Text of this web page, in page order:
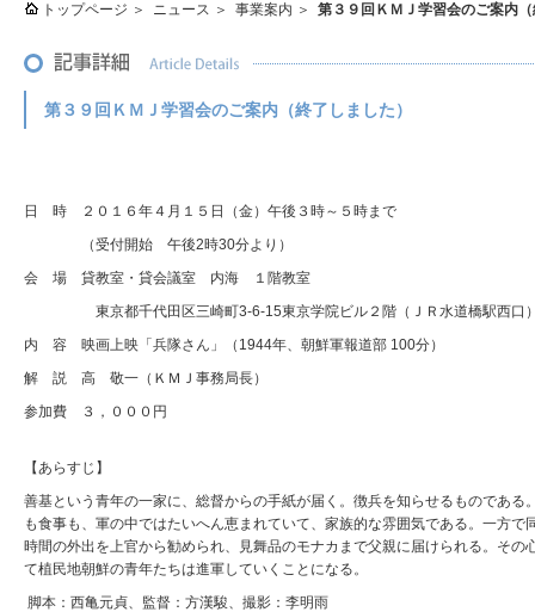
トップページ ニュース 事業案内 第３９回ＫＭＪ学習会のご案内
第３９回ＫＭＪ学習会のご案内（終了しました）
日 時 ２０１６年４月１５日（金）午後３時～５時まで
（受付開始 午後2時30分より）
会 場 貸教室・貸会議室 内海 １階教室
東京都千代田区三崎町3-6-15東京学院ビル２階（ＪＲ水道橋駅西口
内 容 映画上映「兵隊さん」（1944年、朝鮮軍報道部 100分）
解 説 高 敬一（ＫＭＪ事務局長）
参加費 ３，０００円
【あらすじ】
善基という青年の一家に、総督からの手紙が届く。徴兵を知らせるものであ
も食事も、軍の中ではたいへん恵まれていて、家族的な雰囲気である。一方
時間の外出を上官から勧められ、見舞品のモナカまで父親に届けられる。そ
て植民地朝鮮の青年たちは進軍していくことになる。
脚本：西亀元貞、監督：方漢駿、撮影：李明雨